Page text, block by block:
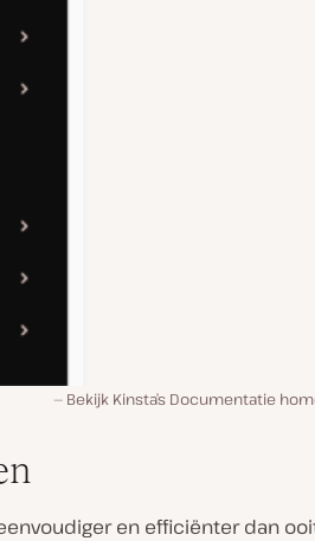
Bekijk Kinsta’s Documentatie
en efficiënter dan